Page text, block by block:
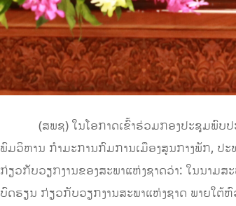
(ສພຊ) ໃນໂອກາດເຂົ້າຮ່ວມກອງປະຊຸມພົບປະສ
ພົມວິຫານ ກໍາມະການກົມການເມືອງສູນກາງພັກ, ປ
ກ່ຽວກັບວຽກງານຂອງສະພາແຫ່ງຊາດວ່າ: ໃນນາມ
ບົດຮຽນ ກ່ຽວກັບວຽກງານສະພາແຫ່ງຊາດ ພາຍໃຕ້